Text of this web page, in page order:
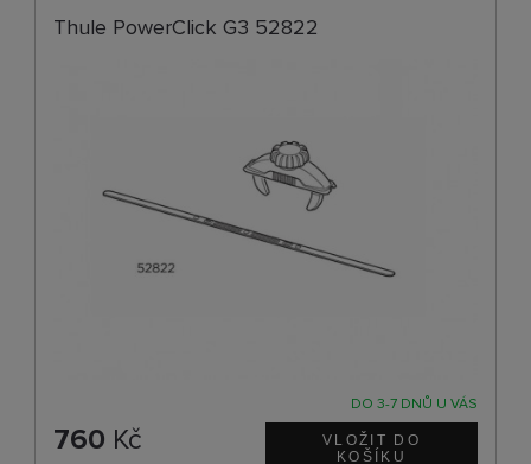
Thule PowerClick G3 52822
DO 3-7 DNŮ U VÁS
760 Kč